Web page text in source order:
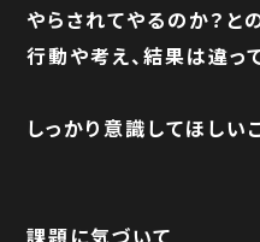
やらされてやるのか？と
行動や考え、結果は違っ
しっかり意識してほしい